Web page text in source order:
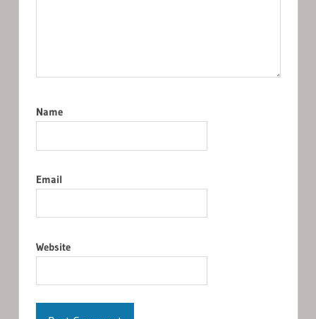
Name
Email
Website